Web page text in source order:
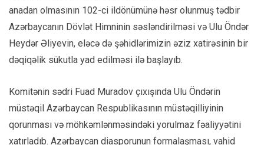
anadan olmasının 102-ci ildönümünə həsr olunmuş tədbir
Azərbaycanın Dövlət Himninin səsləndirilməsi və Ulu Öndər
Heydər Əliyevin, eləcə də şəhidlərimizin əziz xatirəsinin bir
dəqiqəlik sükutla yad edilməsi ilə başlayıb.
Komitənin sədri Fuad Muradov çıxışında Ulu Öndərin
müstəqil Azərbaycan Respublikasının müstəqilliyinin
qorunması və möhkəmlənməsindəki yorulmaz fəaliyyətini
xatırladıb. Azərbaycan diasporunun formalaşması, vahid